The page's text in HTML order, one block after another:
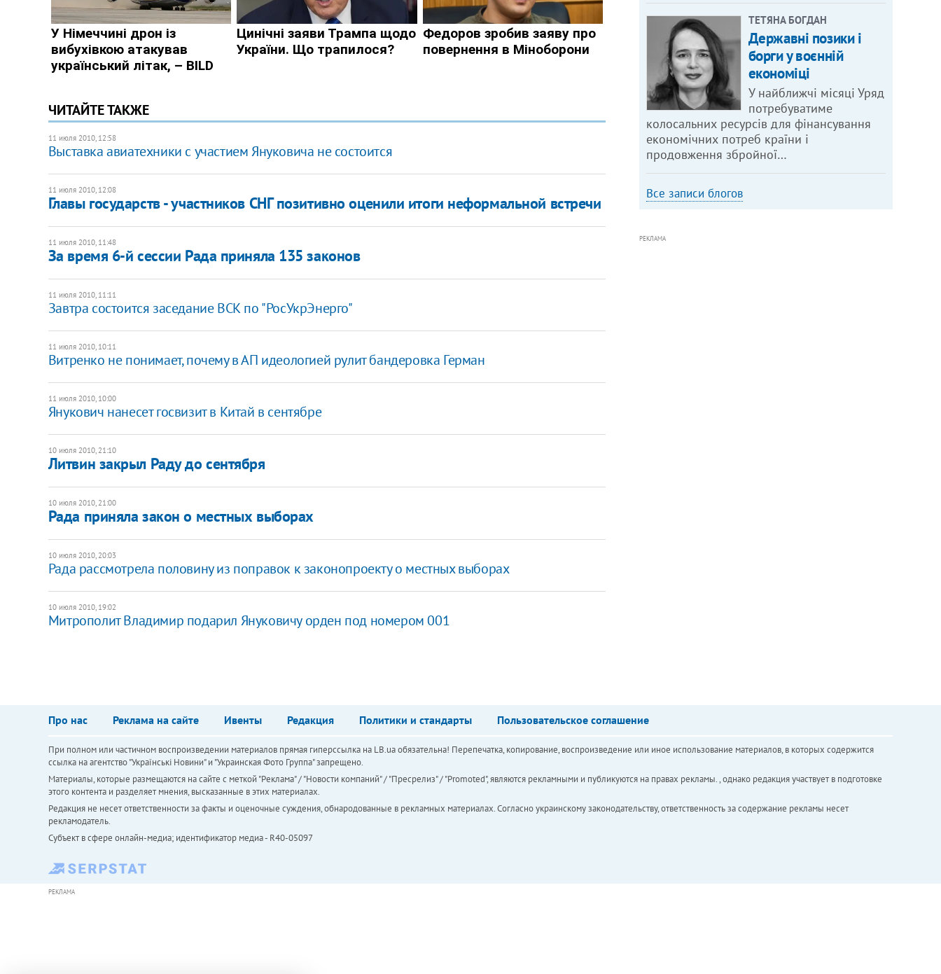
ЧИТАЙТЕ ТАКЖЕ
11 июля 2010, 12:58
Выставка авиатехники с участием Януковича не состоится
11 июля 2010, 12:08
Главы государств - участников СНГ позитивно оценили итоги неформальной встречи
11 июля 2010, 11:48
За время 6-й сессии Рада приняла 135 законов
11 июля 2010, 11:11
Завтра состоится заседание ВСК по "РосУкрЭнерго"
11 июля 2010, 10:11
Витренко не понимает, почему в АП идеологией рулит бандеровка Герман
11 июля 2010, 10:00
Янукович нанесет госвизит в Китай в сентябре
10 июля 2010, 21:10
Литвин закрыл Раду до сентября
10 июля 2010, 21:00
Рада приняла закон о местных выборах
10 июля 2010, 20:03
Рада рассмотрела половину из поправок к законопроекту о местных выборах
10 июля 2010, 19:02
Митрополит Владимир подарил Януковичу орден под номером 001
ТЕТЯНА БОГДАН
Державні позики і
борги у воєнній
економіці
У найближчі місяці Уряд
потребуватиме
колосальних ресурсів для фінансування
економічних потреб країни і
продовження збройної…
Все записи блогов
РЕКЛАМА
Про нас Реклама на сайте Ивенты Редакция Политики и стандарты Пользовательское соглашение
При полном или частичном воспроизведении материалов прямая гиперссылка на LB.ua обязательна! Перепечатка, копирование, воспроизведение или иное использование материалов, в которых содержится
ссылка на агентство "Українськi Новини" и "Украинская Фото Группа" запрещено.
Материалы, которые размещаются на сайте с меткой "Реклама" / "Новости компаний" / "Пресрелиз" / "Promoted", являются рекламными и публикуются на правах рекламы. , однако редакция участвует в подготовке
этого контента и разделяет мнения, высказанные в этих материалах.
Редакция не несет ответственности за факты и оценочные суждения, обнародованные в рекламных материалах. Согласно украинскому законодательству, ответственность за содержание рекламы несет
рекламодатель.
Субъект в сфере онлайн-медиа; идентификатор медиа - R40-05097
РЕКЛАМА